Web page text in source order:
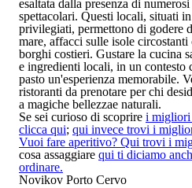
esaltata dalla presenza di numerosi
spettacolari. Questi locali, situati
privilegiati, permettono di godere
mare, affacci sulle isole
borghi costieri. Gustare la cucina
e ingredienti locali, in un contesto
pasto un'esperienza memorabile.
ristoranti da prenotare per chi
a magiche bellezzae naturali.
Se sei curioso di scoprire i migliori
clicca qui; qui invece trovi i
Vuoi fare aperitivo? Qui trovi i
cosa assaggiare qui ti diciamo
ordinare.
Novikov Porto Cervo